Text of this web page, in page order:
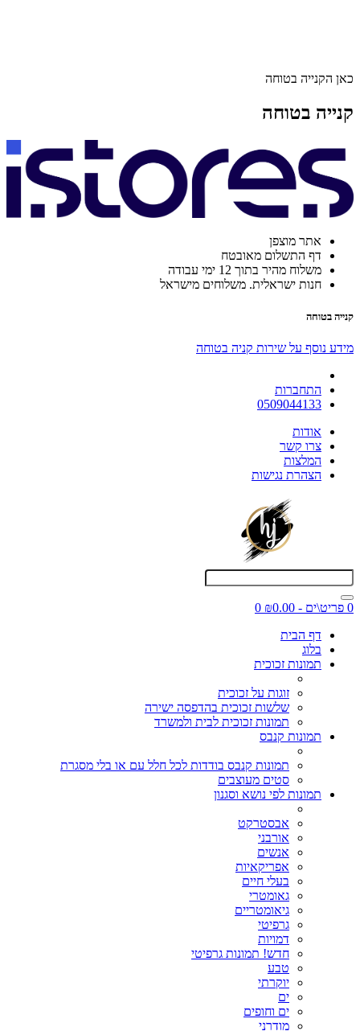
כאן הקנייה בטוחה
קנייה בטוחה
אתר מוצפן
דף התשלום מאובטח
משלוח מהיר בתוך 12 ימי עבודה
חנות ישראלית. משלוחים מישראל
קנייה בטוחה
מידע נוסף על שירות קניה בטוחה
התחברות
0509044133
אודות
צרו קשר
המלצות
הצהרת נגישות
0 פריט\ים - ₪0.00
0
דף הבית
בלוג
תמונות זכוכית
זוגות על זכוכית
שלשות זכוכית בהדפסה ישירה
תמונות זכוכית לבית ולמשרד
תמונות קנבס
תמונות קנבס בודדות לכל חלל עם או בלי מסגרת
סטים מעוצבים
תמונות לפי נושא וסגנון
אבסטרקט
אורבני
אנשים
אפריקאיות
בעלי חיים
גאומטרי
גיאומטריים
גרפיטי
דמויות
חדש! תמונות גרפיטי
טבע
יוקרתי
ים
ים וחופים
מודרני